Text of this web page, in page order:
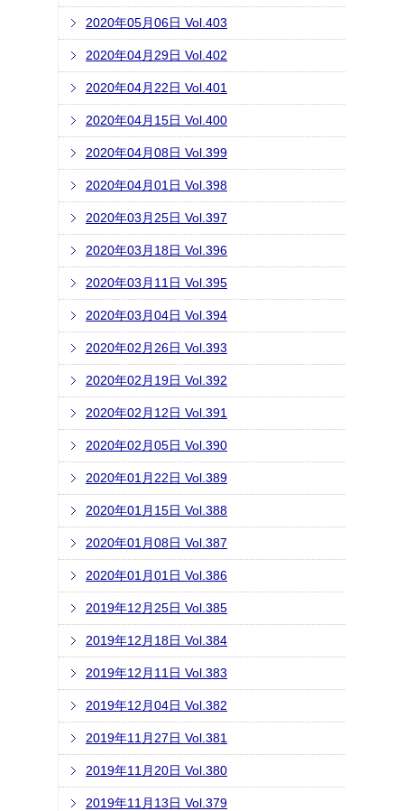
2020年05月06日 Vol.403
2020年04月29日 Vol.402
2020年04月22日 Vol.401
2020年04月15日 Vol.400
2020年04月08日 Vol.399
2020年04月01日 Vol.398
2020年03月25日 Vol.397
2020年03月18日 Vol.396
2020年03月11日 Vol.395
2020年03月04日 Vol.394
2020年02月26日 Vol.393
2020年02月19日 Vol.392
2020年02月12日 Vol.391
2020年02月05日 Vol.390
2020年01月22日 Vol.389
2020年01月15日 Vol.388
2020年01月08日 Vol.387
2020年01月01日 Vol.386
2019年12月25日 Vol.385
2019年12月18日 Vol.384
2019年12月11日 Vol.383
2019年12月04日 Vol.382
2019年11月27日 Vol.381
2019年11月20日 Vol.380
2019年11月13日 Vol.379